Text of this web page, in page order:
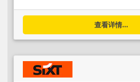
查看详情...